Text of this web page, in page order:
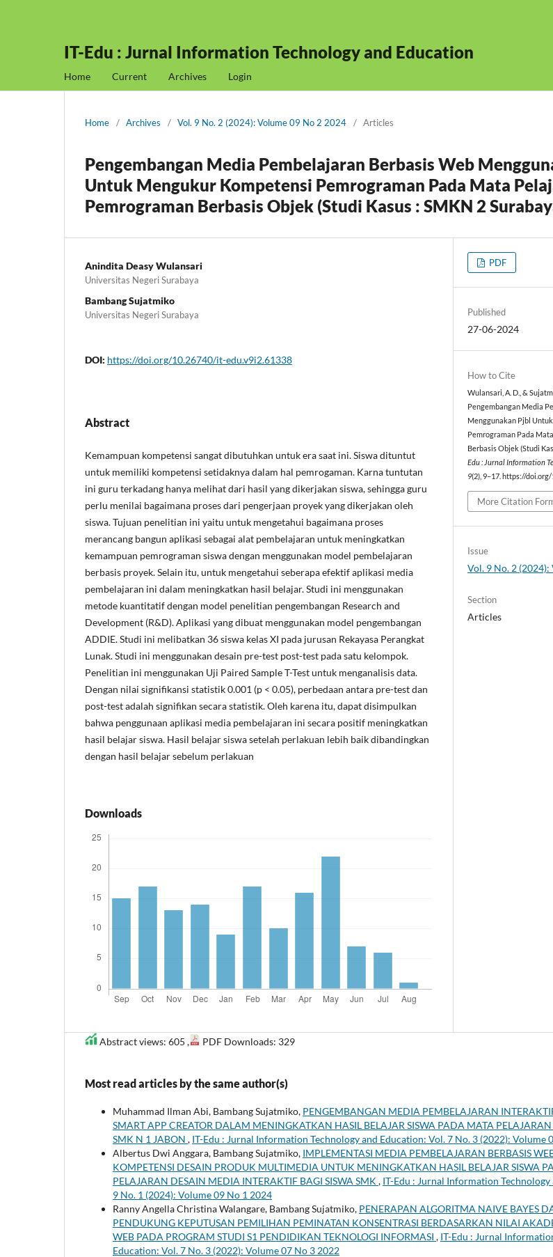
IT-Edu : Jurnal Information Technology and Education
Home Current Archives Login
Home / Archives / Vol. 9 No. 2 (2024): Volume 09 No 2 2024 / Articles
Pengembangan Media Pembelajaran Berbasis Web
Untuk Mengukur Kompetensi Pemrograman Pada Mata
Pemrograman Berbasis Objek (Studi Kasus : SMKN 2
Anindita Deasy Wulansari
Universitas Negeri Surabaya
Bambang Sujatmiko
Universitas Negeri Surabaya
DOI: https://doi.org/10.26740/it-edu.v9i2.61338
Abstract
Kemampuan kompetensi sangat dibutuhkan untuk era saat ini. Siswa dituntut
untuk memiliki kompetensi setidaknya dalam hal pemrogaman. Karna tuntutan
ini guru terkadang hanya melihat dari hasil yang dikerjakan siswa, sehingga guru
perlu menilai bagaimana proses dari pengerjaan proyek yang dikerjakan oleh
siswa. Tujuan penelitian ini yaitu untuk mengetahui bagaimana proses
merancang bangun aplikasi sebagai alat pembelajaran untuk meningkatkan
kemampuan pemrograman siswa dengan menggunakan model pembelajaran
berbasis proyek. Selain itu, untuk mengetahui seberapa efektif aplikasi media
pembelajaran ini dalam meningkatkan hasil belajar. Studi ini menggunakan
metode kuantitatif dengan model penelitian pengembangan Research and
Development (R&D). Aplikasi yang dibuat menggunakan model pengembangan
ADDIE. Studi ini melibatkan 36 siswa kelas XI pada jurusan Rekayasa Perangkat
Lunak. Studi ini menggunakan desain pre-test post-test pada satu kelompok.
Penelitian ini menggunakan Uji Paired Sample T-Test untuk menganalisis data.
Dengan nilai signifikansi statistik 0.001 (p < 0.05), perbedaan antara pre-test dan
post-test adalah signifikan secara statistik. Oleh karena itu, dapat disimpulkan
bahwa penggunaan aplikasi media pembelajaran ini secara positif meningkatkan
hasil belajar siswa. Hasil belajar siswa setelah perlakuan lebih baik dibandingkan
dengan hasil belajar sebelum perlakuan
Downloads
PDF
Published
27-06-2024
How to Cite
Wulansari, A. D., &
Pengembangan Media
Menggunakan Pjbl
Pemrograman Pada
Berbasis Objek (Studi
Edu : Jurnal Information
9(2), 9–17. https://
More Citation
Issue
Vol. 9 No. 2
Section
Articles
Abstract views: 605 , PDF Downloads: 329
Most read articles by the same author(s)
Muhammad Ilman Abi, Bambang Sujatmiko, PENGEMBANGAN MEDIA PEMBELAJARAN
SMART APP CREATOR DALAM MENINGKATKAN HASIL BELAJAR SISWA PADA MATA
SMK N 1 JABON , IT-Edu : Jurnal Information Technology and Education: Vol. 7 No. 3 (2022): Volume
Albertus Dwi Anggara, Bambang Sujatmiko, IMPLEMENTASI MEDIA PEMBELAJARAN BERBASIS
KOMPETENSI DESAIN PRODUK MULTIMEDIA UNTUK MENINGKATKAN HASIL BELAJAR SISWA
PELAJARAN DESAIN MEDIA INTERAKTIF BAGI SISWA SMK , IT-Edu : Jurnal Information
9 No. 1 (2024): Volume 09 No 1 2024
Ranny Angella Christina Walangare, Bambang Sujatmiko, PENERAPAN ALGORITMA NAIVE BAYES
PENDUKUNG KEPUTUSAN PEMILIHAN PEMINATAN KONSENTRASI BERDASARKAN NILAI
WEB PADA PROGRAM STUDI S1 PENDIDIKAN TEKNOLOGI INFORMASI , IT-Edu : Jurnal
Education: Vol. 7 No. 3 (2022): Volume 07 No 3 2022